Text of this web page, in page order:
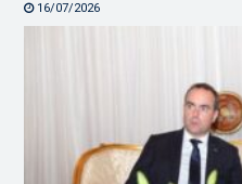
16/07/2026